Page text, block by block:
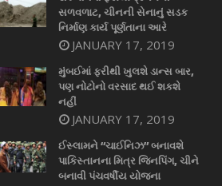
સળવળાટ, ચીનની સેનાનું સડક
નિર્માણ કાર્ય પૂર્ણતાના આરે
JANUARY 17, 2019
મુંબઈમાં ફરીથી ખુલશે ડાન્સ બાર,
પણ નોટોનો વરસાદ થઈ શકશે
નહીં
JANUARY 17, 2019
ઈસ્લામને “ચાઈનિઝ” બનાવશે
પાકિસ્તાનના મિત્ર જિનપિંગ, ચીને
બનાવી પંચવર્ષીય યોજના